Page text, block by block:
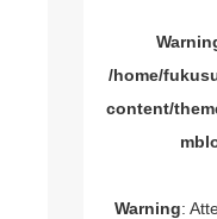
/home/
content/
Warning: